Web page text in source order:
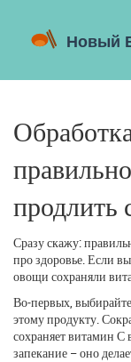
продлить
Сразу скажу:
про здоровье. Если
овощи сохраняли
Во‑первых,
этому продукту.
сохраняет витамин С
запекание – оно